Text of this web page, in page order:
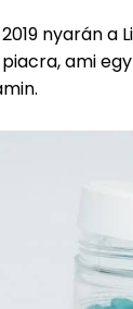
nyarán
ami